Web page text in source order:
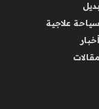
بديل
سياحة علاجية
أخبار
مقالات